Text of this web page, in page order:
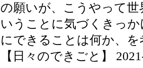
の願いが、こうやって
いうことに気づくきっ
にできることは何か、
【日々のできごと】